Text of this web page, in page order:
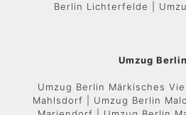
Berlin Lichterfelde |
Umzug
Umzug Berlin Märkisches
Mahlsdorf | Umzug Berlin